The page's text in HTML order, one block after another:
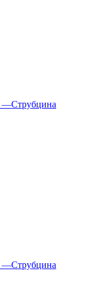
—Струбцина
—Струбцина